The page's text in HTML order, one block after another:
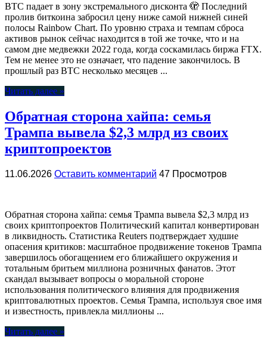
BTC падает в зону экстремального дисконта 🫣 Последний
пролив биткоина забросил цену ниже самой нижней синей
полосы Rainbow Chart. По уровню страха и темпам сброса
активов рынок сейчас находится в той же точке, что и на
самом дне медвежки 2022 года, когда соскамилась биржа FTX.
Тем не менее это не означает, что падение закончилось. В
прошлый раз BTC несколько месяцев ...
Читать далее »
Обратная сторона хайпа: семья
Трампа вывела $2,3 млрд из своих
криптопроектов
11.06.2026 Оставить комментарий 47 Просмотров
Обратная сторона хайпа: семья Трампа вывела $2,3 млрд из
своих криптопроектов Политический капитал конвертирован
в ликвидность. Статистика Reuters подтверждает худшие
опасения критиков: масштабное продвижение токенов Трампа
завершилось обогащением его ближайшего окружения и
тотальным бритьем миллиона розничных фанатов. Этот
скандал вызывает вопросы о моральной стороне
использования политического влияния для продвижения
криптовалютных проектов. Семья Трампа, используя свое имя
и известность, привлекла миллионы ...
Читать далее »